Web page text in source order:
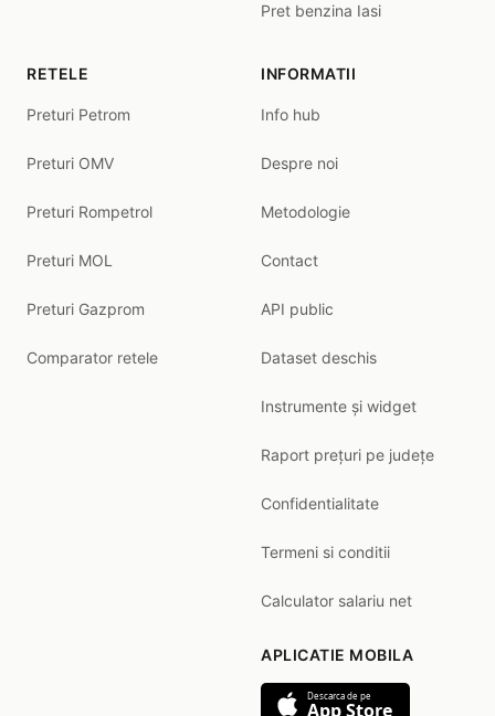
Pret benzina Iasi
RETELE
Preturi Petrom
Preturi OMV
Preturi Rompetrol
Preturi MOL
Preturi Gazprom
Comparator retele
INFORMATII
Info hub
Despre noi
Metodologie
Contact
API public
Dataset deschis
Instrumente și widget
Raport prețuri pe județe
Confidentialitate
Termeni si conditii
Calculator salariu net
APLICATIE MOBILA
Descarca de pe
App Store